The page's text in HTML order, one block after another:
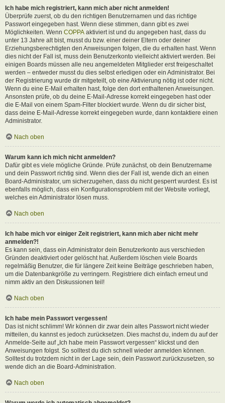
Ich habe mich registriert, kann mich aber nicht anmelden!
Überprüfe zuerst, ob du den richtigen Benutzernamen und das richtige
Passwort eingegeben hast. Wenn diese stimmen, dann gibt es zwei
Möglichkeiten. Wenn COPPA aktiviert ist und du angegeben hast, dass du
unter 13 Jahre alt bist, musst du bzw. einer deiner Eltern oder deiner
Erziehungsberechtigten den Anweisungen folgen, die du erhalten hast. Wenn
dies nicht der Fall ist, muss dein Benutzerkonto vielleicht aktiviert werden. Bei
einigen Boards müssen alle neu angemeldeten Mitglieder erst freigeschaltet
werden – entweder musst du dies selbst erledigen oder ein Administrator. Bei
der Registrierung wurde dir mitgeteilt, ob eine Aktivierung nötig ist oder nicht.
Wenn du eine E-Mail erhalten hast, folge den dort enthaltenen Anweisungen.
Ansonsten prüfe, ob du deine E-Mail-Adresse korrekt eingegeben hast oder
die E-Mail von einem Spam-Filter blockiert wurde. Wenn du dir sicher bist,
dass deine E-Mail-Adresse korrekt eingegeben wurde, dann kontaktiere einen
Administrator.
Nach oben
Warum kann ich mich nicht anmelden?
Dafür gibt es viele mögliche Gründe. Prüfe zunächst, ob dein Benutzername
und dein Passwort richtig sind. Wenn dies der Fall ist, wende dich an einen
Board-Administrator, um sicherzugehen, dass du nicht gesperrt wurdest. Es ist
ebenfalls möglich, dass ein Konfigurationsproblem mit der Website vorliegt,
welches ein Administrator lösen muss.
Nach oben
Ich habe mich vor einiger Zeit registriert, kann mich aber nicht mehr
anmelden?!
Es kann sein, dass ein Administrator dein Benutzerkonto aus verschieden
Gründen deaktiviert oder gelöscht hat. Außerdem löschen viele Boards
regelmäßig Benutzer, die für längere Zeit keine Beiträge geschrieben haben,
um die Datenbankgröße zu verringern. Registriere dich einfach erneut und
nimm aktiv an den Diskussionen teil!
Nach oben
Ich habe mein Passwort vergessen!
Das ist nicht schlimm! Wir können dir zwar dein altes Passwort nicht wieder
mitteilen, du kannst es jedoch zurücksetzen. Dies machst du, indem du auf der
Anmelde-Seite auf „Ich habe mein Passwort vergessen“ klickst und den
Anweisungen folgst. So solltest du dich schnell wieder anmelden können.
Solltest du trotzdem nicht in der Lage sein, dein Passwort zurückzusetzen, so
wende dich an die Board-Administration.
Nach oben